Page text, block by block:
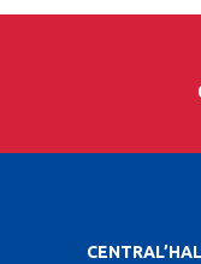
CENTRAL’HAL